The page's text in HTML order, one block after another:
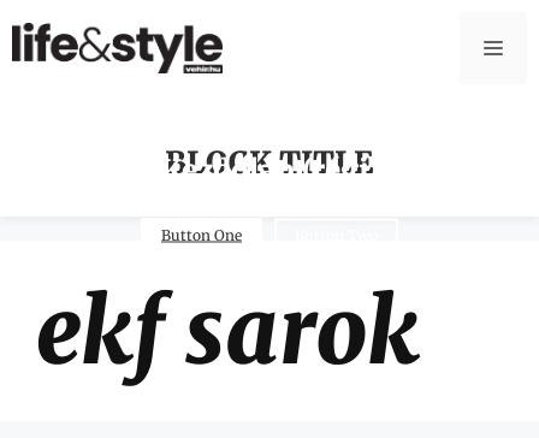
BLOCK TITLE
Kezdőlap (régi)
Button One
ekf sarok